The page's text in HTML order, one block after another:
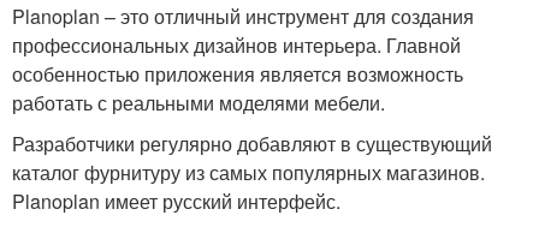
Planoplan – это отличный инструмент для создания
профессиональных дизайнов интерьера. Главной
особенностью приложения является возможность
работать с реальными моделями мебели.
Разработчики регулярно добавляют в существующий
каталог фурнитуру из самых популярных магазинов.
Planoplan имеет русский интерфейс.